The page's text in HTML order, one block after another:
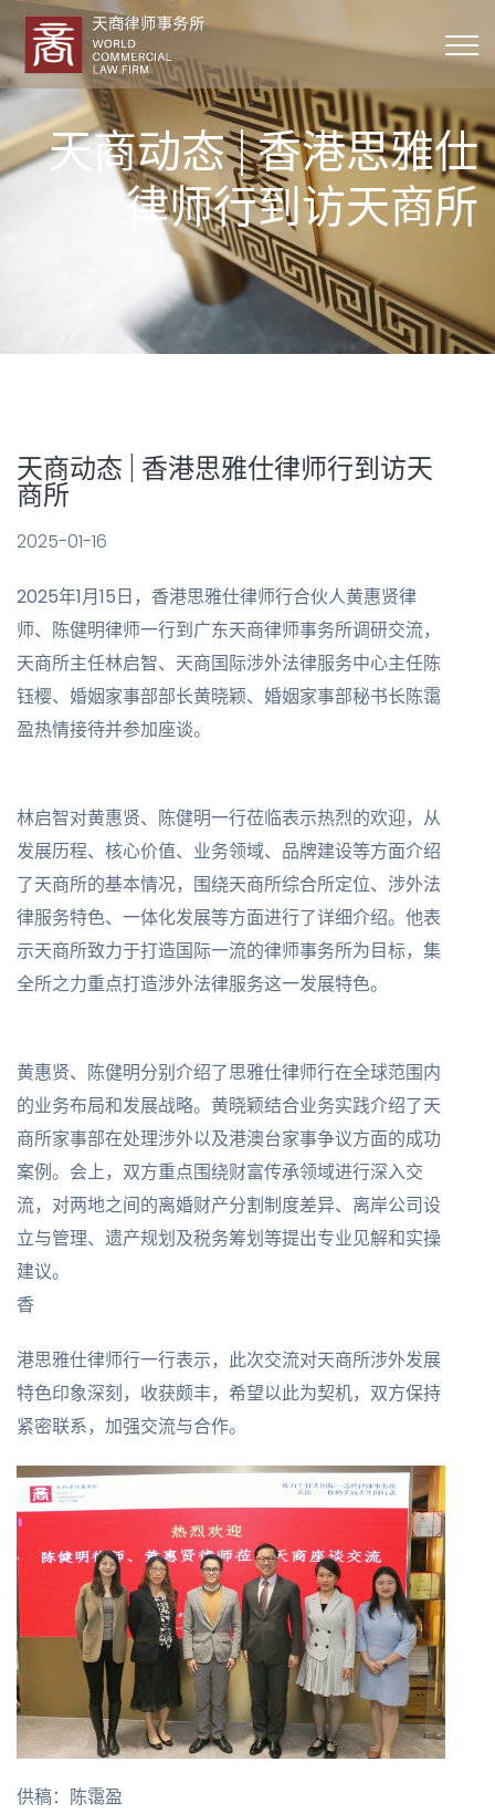
天商动态 | 香港思雅仕
律师行到访天商所
天商动态 | 香港思雅仕律师行到访天
商所
2025-01-16
2025年1月15日，香港思雅仕律师行合伙人黄惠贤律
师、陈健明律师一行到广东天商律师事务所调研交流，
天商所主任林启智、天商国际涉外法律服务中心主任陈
钰樱、婚姻家事部部长黄晓颖、婚姻家事部秘书长陈霭
盈热情接待并参加座谈。
林启智对黄惠贤、陈健明一行莅临表示热烈的欢迎，从
发展历程、核心价值、业务领域、品牌建设等方面介绍
了天商所的基本情况，围绕天商所综合所定位、涉外法
律服务特色、一体化发展等方面进行了详细介绍。他表
示天商所致力于打造国际一流的律师事务所为目标，集
全所之力重点打造涉外法律服务这一发展特色。
黄惠贤、陈健明分别介绍了思雅仕律师行在全球范围内
的业务布局和发展战略。黄晓颖结合业务实践介绍了天
商所家事部在处理涉外以及港澳台家事争议方面的成功
案例。会上，双方重点围绕财富传承领域进行深入交
流，对两地之间的离婚财产分割制度差异、离岸公司设
立与管理、遗产规划及税务筹划等提出专业见解和实操
建议。
香
港思雅仕律师行一行表示，此次交流对天商所涉外发展
特色印象深刻，收获颇丰，希望以此为契机，双方保持
紧密联系，加强交流与合作。
供稿：陈霭盈